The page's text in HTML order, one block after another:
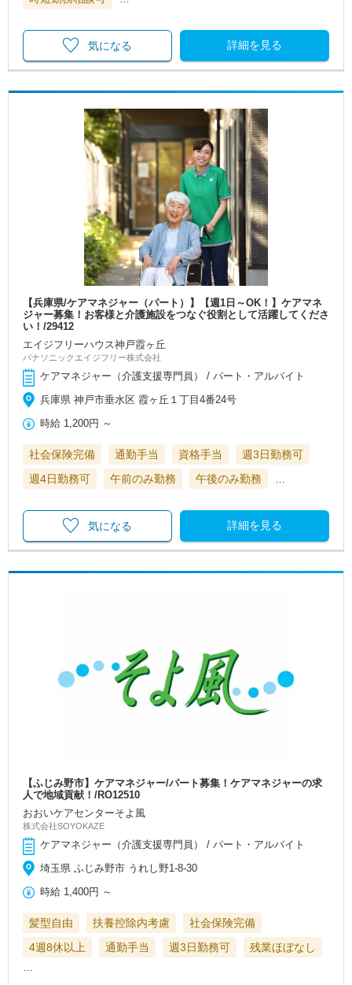
詳細を見る
気になる
【兵庫県/ケアマネジャー（パート）】【週1日～OK！】ケアマネ
ジャー募集！お客様と介護施設をつなぐ役割として活躍してくださ
い！/29412
エイジフリーハウス神戸霞ヶ丘
パナソニックエイジフリー株式会社
ケアマネジャー（介護支援専門員） / パート・アルバイト
兵庫県 神戸市垂水区 霞ヶ丘１丁目4番24号
時給 1,200円 ～
社会保険完備 通勤手当 資格手当
週3日勤務可
週4日勤務可
午前のみ勤務 午後のみ勤務
詳細を見る
気になる
【ふじみ野市】ケアマネジャー/パート募集！ケアマネジャーの求
人で地域貢献！/RO12510
おおいケアセンターそよ風
株式会社SOYOKAZE
ケアマネジャー（介護支援専門員） / パート・アルバイト
埼玉県 ふじみ野市 うれし野1-8-30
時給 1,400円 ～
髪型自由 扶養控除内考慮
社会保険完備
4週8休以上
通勤手当 週3日勤務可 残業ほぼなし
…